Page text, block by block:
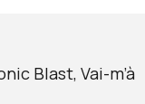
Blast, Vai-m’à